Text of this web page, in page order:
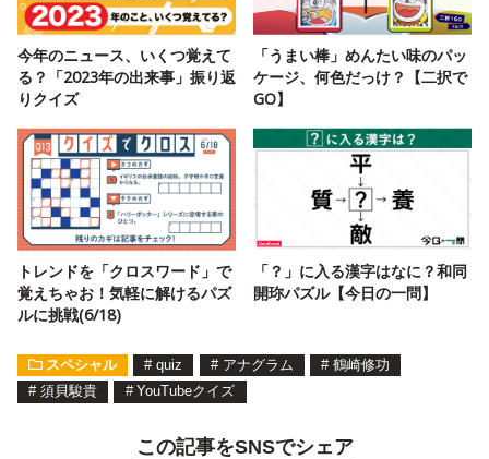
今年のニュース、いくつ覚えて
る？「2023年の出来事」振り返
りクイズ
「うまい棒」めんたい味のパッ
ケージ、何色だっけ？【二択で
GO】
トレンドを「クロスワード」で
覚えちゃお！気軽に解けるパズ
ルに挑戦(6/18)
「？」に入る漢字はなに？和同
開珎パズル【今日の一問】
スペシャル # quiz # アナグラム # 鶴崎修功
# 須貝駿貴 # YouTubeクイズ
この記事をSNSでシェア